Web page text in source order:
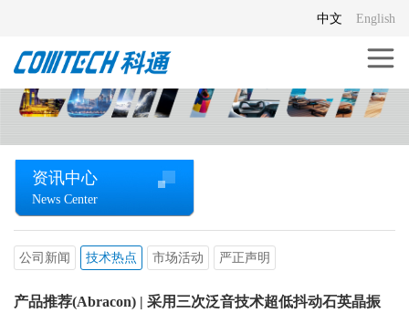
English
中文
资讯中心
News Center
公司新闻 技术热点 市场活动 严正声明
产品推荐(Abracon) | 采用三次泛音技术超低抖动石英晶振